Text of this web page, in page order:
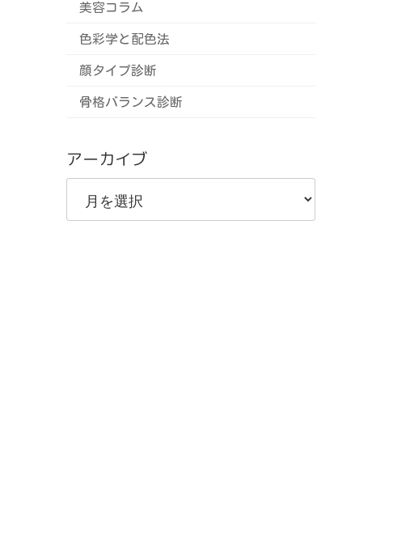
美容コラム
色彩学と配色法
顔タイプ診断
骨格バランス診断
アーカイブ
ア
イ